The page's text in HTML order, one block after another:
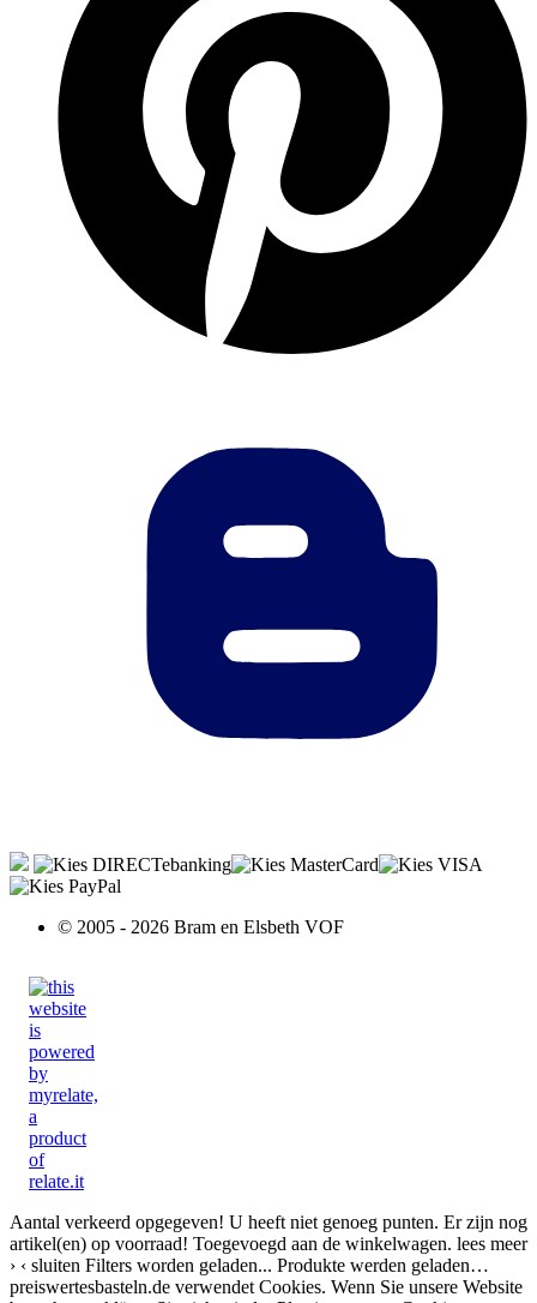
© 2005 - 2026 Bram en Elsbeth VOF
Aantal verkeerd opgegeven! U heeft niet genoeg punten. Er zijn nog
artikel(en) op voorraad! Toegevoegd aan de winkelwagen. lees meer
› ‹ sluiten Filters worden geladen... Produkte werden geladen…
preiswertesbasteln.de verwendet Cookies. Wenn Sie unsere Website